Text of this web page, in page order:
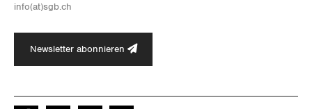
info(at)​sgb.​ch
Newsletter abonnieren